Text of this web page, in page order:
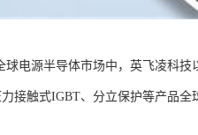
电源半导体市场中，英飞凌科
接触式IGBT、分立保护等产品